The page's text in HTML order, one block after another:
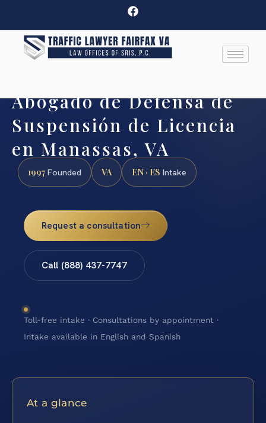
Abogado de Defensa de
Suspensión de Licencia
en Manassas, VA
1997Founded VA EN · ES Intake
Request a consultation
Call (888) 437-7747
Toll-free intake · Consultations by appointment ·
Intake available in English and Spanish
At a glance